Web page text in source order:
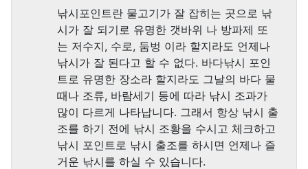
낚시포인트란 물고기가 잘 잡히는 곳으로 낚
시가 잘 되기로 유명한 갯바위 나 방파제 또
는 저수지, 수로, 둠벙 이라 할지라도 언제나
낚시가 잘 된다고 할 수 없다. 바다낚시 포인
트로 유명한 장소라 할지라도 그날의 바다 물
때나 조류, 바람세기 등에 따라 낚시 조과가
많이 다르게 나타납니다. 그래서 항상 낚시 출
조를 하기 전에 낚시 조황을 수시고 체크하고
낚시 포인트로 낚시 출조를 하시면 언제나 즐
거운 낚시를 하실 수 있습니다.